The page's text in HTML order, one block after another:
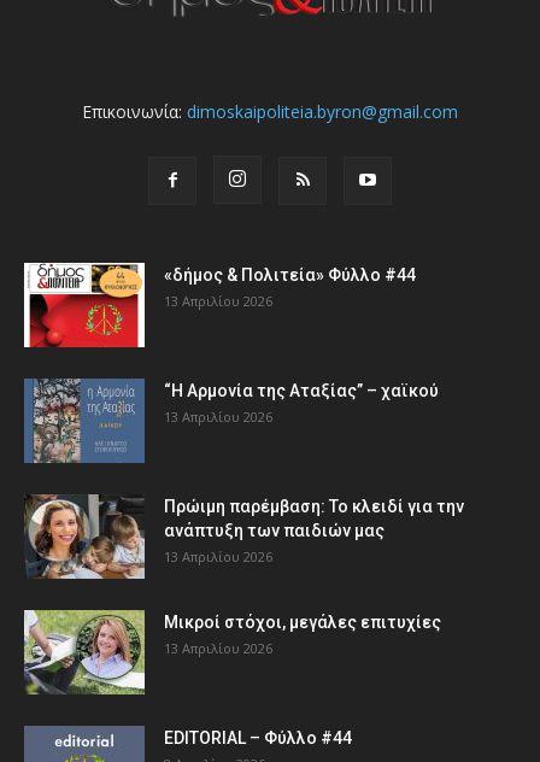
Επικοινωνία: dimoskaipoliteia.byron@gmail.com
«δήμος & Πολιτεία» Φύλλο #44
13 Απριλίου 2026
“Η Αρμονία της Αταξίας” – χαϊκού
13 Απριλίου 2026
Πρώιμη παρέμβαση: Το κλειδί για την
ανάπτυξη των παιδιών µας
13 Απριλίου 2026
Μικροί στόχοι, μεγάλες επιτυχίες
13 Απριλίου 2026
EDITORIAL – Φύλλο #44